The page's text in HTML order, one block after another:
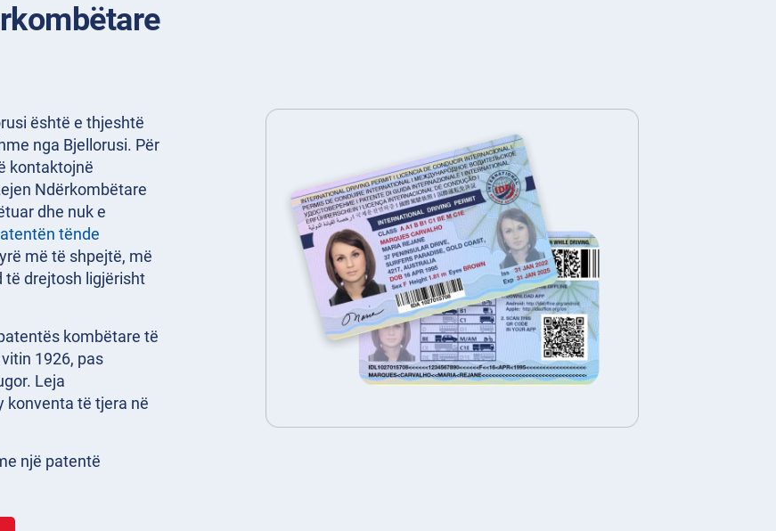
është e thjeshtë
nga Bjellorusi. Për
kontaktojnë
Ndërkombëtare
dhe nuk e
tënde
më të shpejtë, më
të drejtosh ligjërisht
kombëtare të
1926, pas
Leja
konventa të tjera në
një patentë